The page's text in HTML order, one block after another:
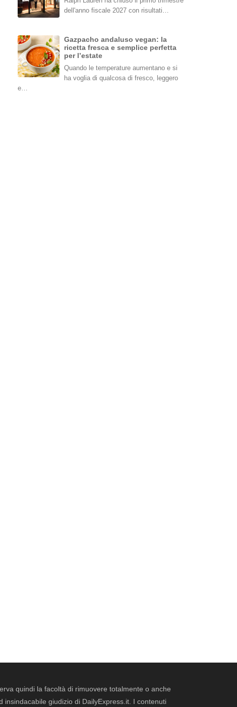
dell'anno fiscale 2027 con risultati…
Gazpacho andaluso vegan: la
ricetta fresca e semplice perfetta
per l’estate
Quando le temperature aumentano e si
ha voglia di qualcosa di fresco, leggero
e…
quindi la facoltà di rimuovere totalmente o anche
giudizio di DailyExpress.it. I contenuti